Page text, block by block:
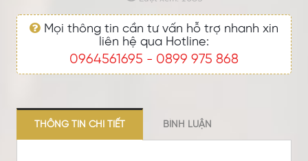
Mọi thông tin cần tư vấn hỗ trợ nhanh xin
liên hệ qua Hotline:
0964561695 - 0899 975 868
THÔNG TIN CHI TIẾT BÌNH LUẬN